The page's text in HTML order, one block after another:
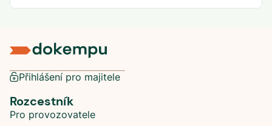
Přihlášení pro majitele
Rozcestník
Pro provozovatele